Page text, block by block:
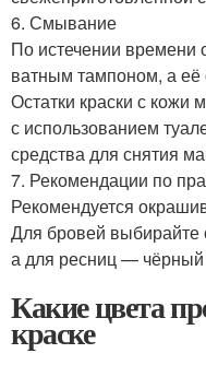
6. Смывание
По истечении времени
ватным тампоном, а её
Остатки краски с кожи
с использованием
средства для снятия
7. Рекомендации по
Рекомендуется
Для бровей выбирайте
а для ресниц —
Какие цвета
краске